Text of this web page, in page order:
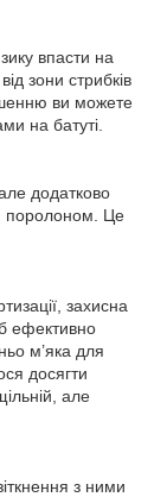
впасти на
зони стрибків
ви можете
на батуті.
додатково
поролоном. Це
захисна
ефективно
м’яка для
досягти
але
з ними